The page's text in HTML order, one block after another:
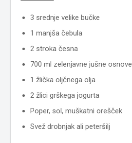
3 srednje velike bučke
1 manjša čebula
2 stroka česna
700 ml zelenjavne jušne osnove
1 žlička oljčnega olja
2 žlici grškega jogurta
Poper, sol, muškatni orešček
Svež drobnjak ali peteršilj